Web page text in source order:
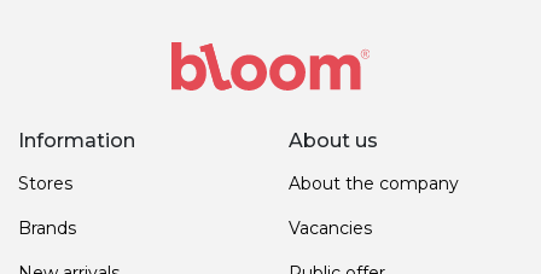
Information
Stores
Brands
About us
About the company
Vacancies